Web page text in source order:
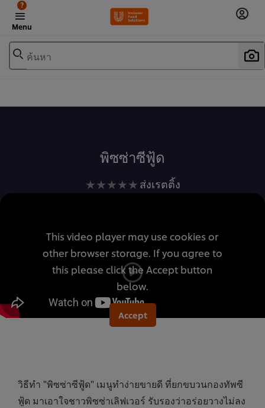
Menu
?
ค้นหา
พิซซ่าซีฟู้ด
ไม่มี
การ
สำหรับ
recipe
นี้
ส่งเรตติ้ง
This video player may use cookies or
other browser storage. If you agree to
this please click the Accept button
below.
Accept
วิธีทำ "พิซซ่าซีฟู้ด" เมนูทำง่ายขายดี ที่ยกขบวนกองทัพซี
ฟู้ด มาเอาใจชาวพิซซ่าเลิฟเวอร์ รับรองว่าอร่อยวางไม่ลง